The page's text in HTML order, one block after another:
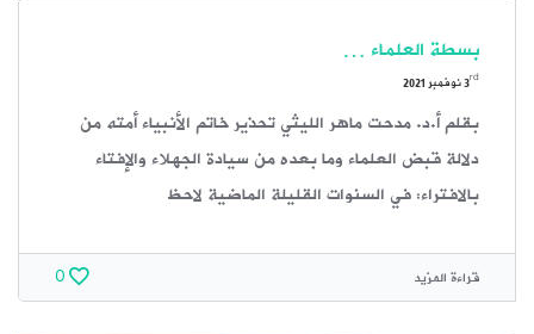
بسطة العلماء …
3rd نوفمبر 2021
بقلم أ.د. مدحت ماهر الليثي تحذير خاتم الأنبياء أمته من
دلالة قبض العلماء وما بعده من سيادة الجهلاء والإفتاء
بالافتراء: في السنوات القليلة الماضية لاحظ
قراءة المزيد 0